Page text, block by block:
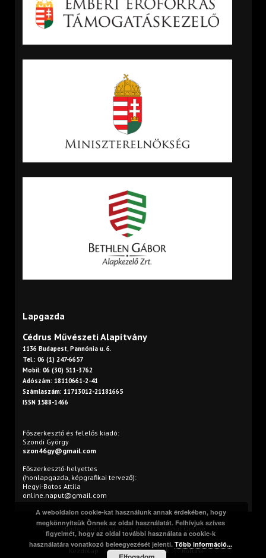
Lapgazda
Cédrus Művészeti Alapítvány
1136 Budapest, Pannónia u. 6.
Tel.: 06 (1) 247-6657
Mobil: 06 (30) 511-3762
Adószám: 18110661-2-41
Számlaszám: 11713012-21181665
ISSN 1588-1466
Főszerkesztő és felelős kiadó:
Szondi György
szon46gy@gmail.com
Főszerkesztő-helyettes
(honlapgazda, képgrafikai tervező):
Hegyi-Botos Attila
online.naput@gmail.com
Minden jog fenntartva. © 2016 Napút Online
Kezdőlap Print Szerzőink Rólunk
A weboldalon cookie-kat használunk annak érdekében, hogy
megkönnyítsük Önnek az oldal használatát. Felhívjuk szíves
figyelmét, hogy az oldal további használata a cookie-k
használatára vonatkozó beleegyezését jelenti.Több információ...